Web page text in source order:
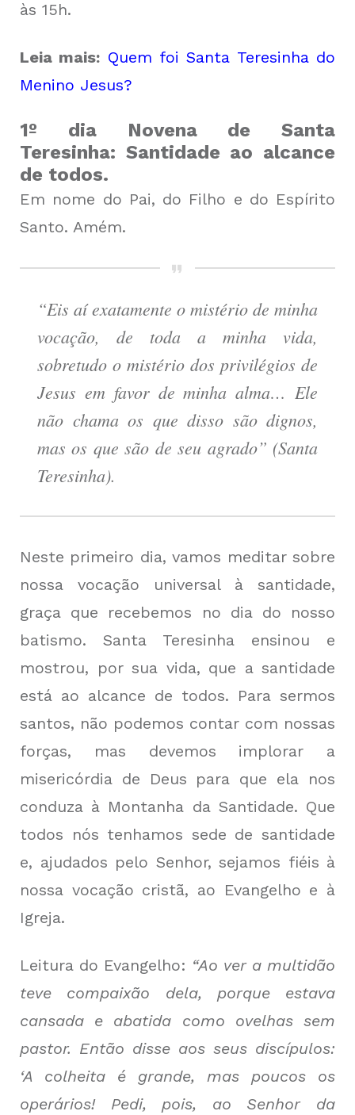
às 15h.
Leia mais: Quem foi Santa Teresinha do
Menino Jesus?
1º dia Novena de Santa
Teresinha: Santidade ao alcance
de todos.
Em nome do Pai, do Filho e do Espírito
Santo. Amém.
“Eis aí exatamente o mistério de minha
vocação, de toda a minha vida,
sobretudo o mistério dos privilégios de
Jesus em favor de minha alma… Ele
não chama os que disso são dignos,
mas os que são de seu agrado” (Santa
Teresinha).
Neste primeiro dia, vamos meditar sobre
nossa vocação universal à santidade,
graça que recebemos no dia do nosso
batismo. Santa Teresinha ensinou e
mostrou, por sua vida, que a santidade
está ao alcance de todos. Para sermos
santos, não podemos contar com nossas
forças, mas devemos implorar a
misericórdia de Deus para que ela nos
conduza à Montanha da Santidade. Que
todos nós tenhamos sede de santidade
e, ajudados pelo Senhor, sejamos fiéis à
nossa vocação cristã, ao Evangelho e à
Igreja.
Leitura do Evangelho: “Ao ver a multidão
teve compaixão dela, porque estava
cansada e abatida como ovelhas sem
pastor. Então disse aos seus discípulos:
‘A colheita é grande, mas poucos os
operários! Pedi, pois, ao Senhor da